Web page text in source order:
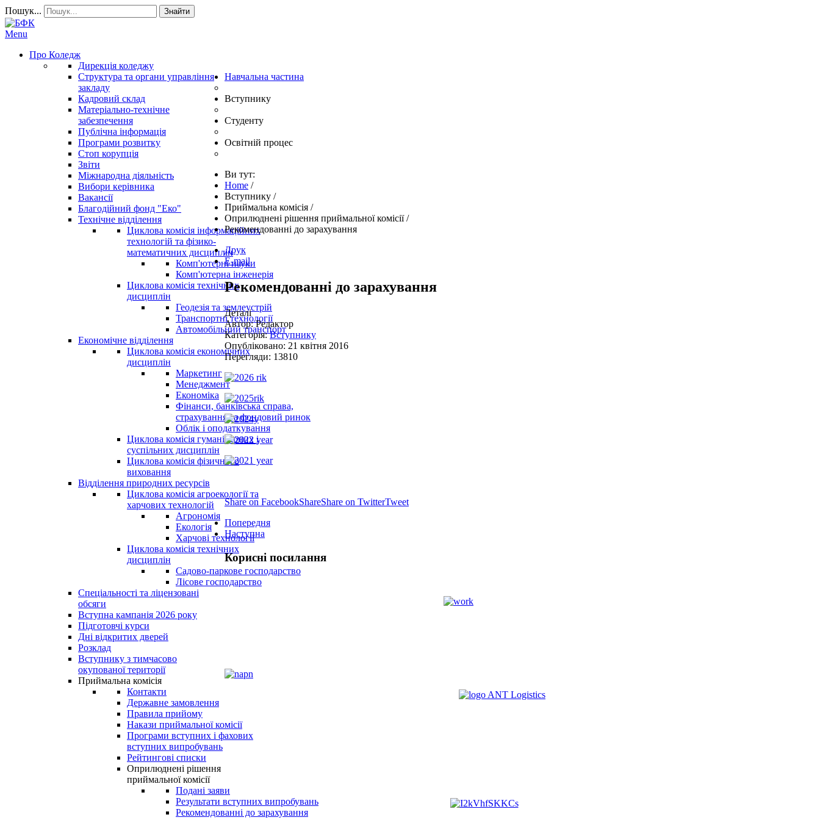
Пошук... Знайти
Menu
Про Коледж
Дирекція коледжу
Структура та органи управління
закладу
Кадровий склад
Матеріально-технічне
забезпечення
Публічна інформація
Програми розвитку
Стоп корупція
Звіти
Міжнародна діяльність
Вибори керівника
Вакансії
Благодійний фонд "Еко"
Навчальна частина
Технічне відділення
Циклова комісія інформаційних
технологій та фізико-
математичних дисциплін
Комп'ютерні науки
Комп'ютерна інженерія
Циклова комісія технічних
дисциплін
Геодезія та землеустрій
Транспортні технології
Автомобільний транспорт
Економічне відділення
Циклова комісія економічних
дисциплін
Маркетинг
Менеджмент
Економіка
Фінанси, банківська справа,
страхування та фондовий ринок
Облік і оподаткування
Циклова комісія гуманітарних і
суспільних дисциплін
Циклова комісія фізичного
виховання
Відділення природних ресурсів
Циклова комісія агроекології та
харчових технологій
Агрономія
Екологія
Харчові технології
Циклова комісія технічних
дисциплін
Садово-паркове господарство
Лісове господарство
Вступнику
Спеціальності та ліцензовані
обсяги
Вступна кампанія 2026 року
Підготовчі курси
Дні відкритих дверей
Розклад
Вступнику з тимчасово
окупованої території
Приймальна комісія
Контакти
Державне замовлення
Правила прийому
Накази приймальної комісії
Програми вступних і фахових
вступних випробувань
Рейтингові списки
Оприлюднені рішення
приймальної комісії
Подані заяви
Результати вступних випробувань
Рекомендованні до зарахування
Студенту
Освітній процес
Ви тут:
Home /
Вступнику /
Приймальна комісія /
Оприлюднені рішення приймальної комісії/
Рекомендованні до зарахування
Друк
E-mail
Рекомендованні до зарахування
Деталі
Автор: Редактор
Категорія:Вступнику
Опубліковано: 21 квітня 2016
Перегляди: 13810
Share on FacebookShareShare on TwitterTweet
Попередня
Наступна
Корисні посилання